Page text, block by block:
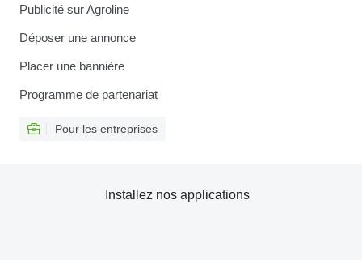
Publicité sur Agroline
Déposer une annonce
Placer une bannière
Programme de partenariat
Pour les entreprises
Installez nos applications